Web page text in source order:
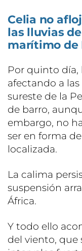
Celia no
las lluvias
marítimo de
Por quinto día,
afectando a las
sureste de la
de barro,
embargo, no
ser en forma
localizada.
La calima
suspensión
África.
Y todo ello
del viento, que